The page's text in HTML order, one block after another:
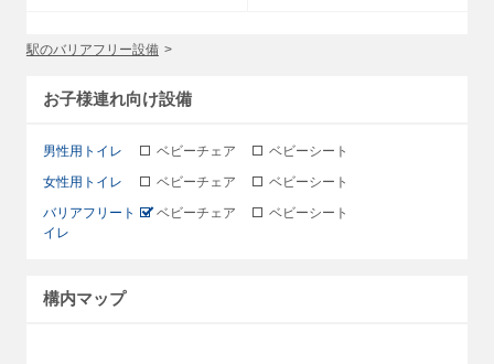
駅のバリアフリー設備
お子様連れ向け設備
男性用トイレ ベビーチェア
ベビーシート
女性用トイレ
ベビーチェア
ベビーシート
バリアフリート
イレ
ベビーチェア ベビーシート
構内マップ